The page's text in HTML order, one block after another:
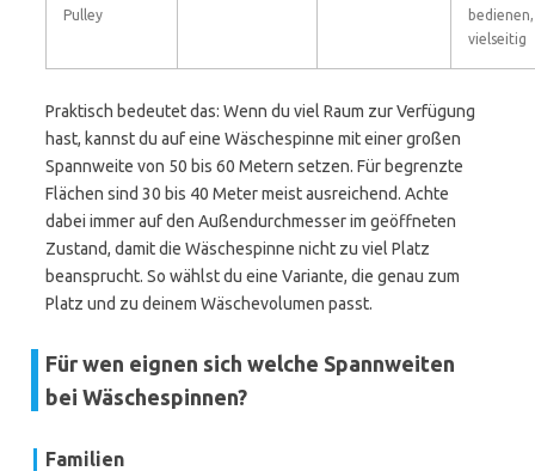
Pulley
bedienen,
vielseitig
Praktisch bedeutet das: Wenn du viel Raum zur Verfügung
hast, kannst du auf eine Wäschespinne mit einer großen
Spannweite von 50 bis 60 Metern setzen. Für begrenzte
Flächen sind 30 bis 40 Meter meist ausreichend. Achte
dabei immer auf den Außendurchmesser im geöffneten
Zustand, damit die Wäschespinne nicht zu viel Platz
beansprucht. So wählst du eine Variante, die genau zum
Platz und zu deinem Wäschevolumen passt.
Für wen eignen sich welche Spannweiten
bei Wäschespinnen?
Familien